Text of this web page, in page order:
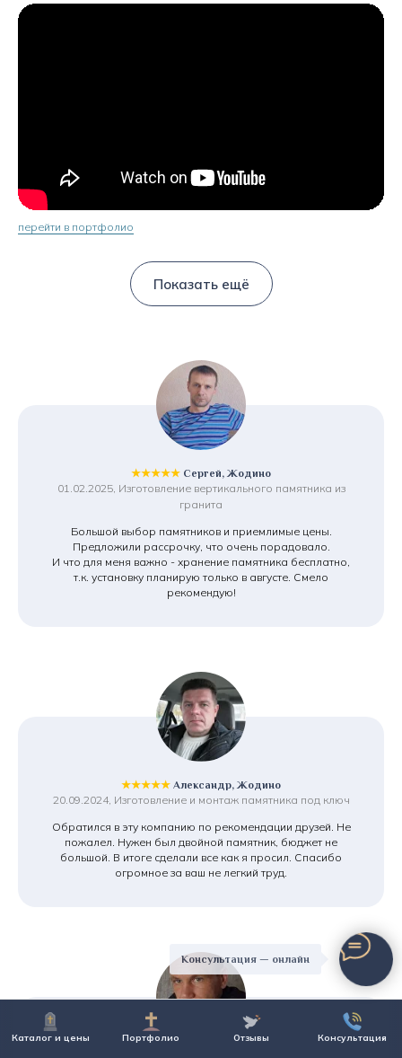
Каталог и цены Портфолио Отзывы Консультация
Консультация — онлайн
перейти в портфолио
Показать ещё
★★★★★ Сергей, Жодино
01.02.2025, Изготовление вертикального памятника из
гранита
Большой выбор памятников и приемлимые цены.
Предложили рассрочку, что очень порадовало.
И что для меня важно - хранение памятника бесплатно,
т.к. установку планирую только в августе. Смело
рекомендую!
★★★★★ Александр, Жодино
20.09.2024, Изготовление и монтаж памятника под ключ
Обратился в эту компанию по рекомендации друзей. Не
пожалел. Нужен был двойной памятник, бюджет не
большой. В итоге сделали все как я просил. Спасибо
огромное за ваш не легкий труд.